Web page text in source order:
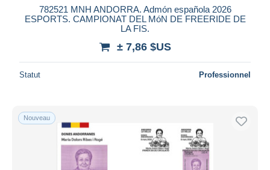
782521 MNH ANDORRA. Admón española 2026
ESPORTS. CAMPIONAT DEL MóN DE FREERIDE DE
LA FIS.
± 7,86 $US
Statut Professionnel
Nouveau